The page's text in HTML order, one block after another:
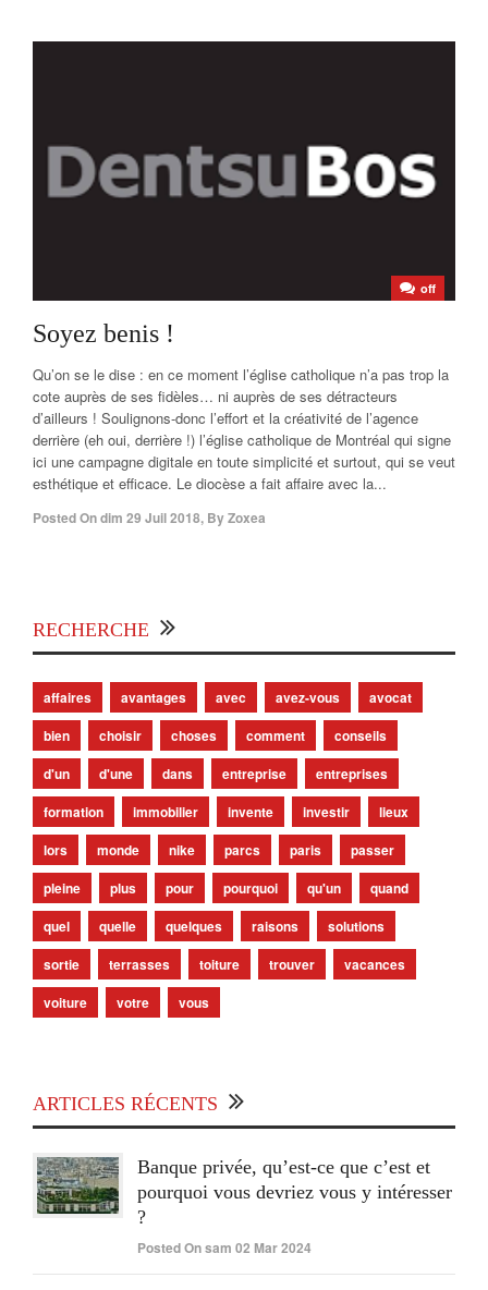
off
Soyez benis !
Qu’on se le dise : en ce moment l’église catholique n’a pas trop la
cote auprès de ses fidèles… ni auprès de ses détracteurs
d’ailleurs ! Soulignons-donc l’effort et la créativité de l’agence
derrière (eh oui, derrière !) l’église catholique de Montréal qui signe
ici une campagne digitale en toute simplicité et surtout, qui se veut
esthétique et efficace. Le diocèse a fait affaire avec la...
Posted Ondim 29 Juil 2018, ByZoxea
RECHERCHE
affaires avantages avec avez-vous
avocat
bien
choisir choses comment
conseils
d'un
d'une dans entreprise
entreprises
formation
immobilier invente investir
lieux
lors
monde nike parcs paris
passer
pleine
plus pour pourquoi qu'un
quand
quel
quelle quelques raisons
solutions
sortie
terrasses toiture trouver
vacances
voiture
votre vous
ARTICLES RÉCENTS
Banque privée, qu’est-ce que c’est et
pourquoi vous devriez vous y intéresser
?
Posted On sam 02 Mar 2024